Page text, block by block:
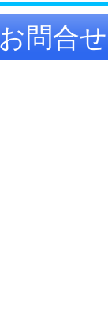
問合せ